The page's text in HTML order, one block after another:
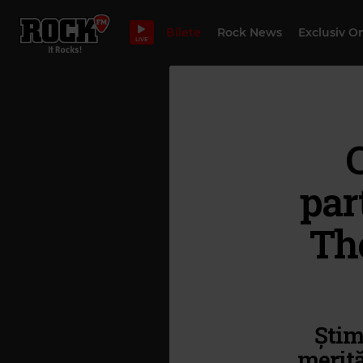
LIVE Bilete Rock News Exclusiv